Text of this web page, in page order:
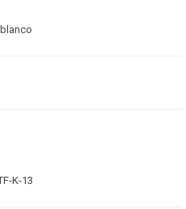
K-13